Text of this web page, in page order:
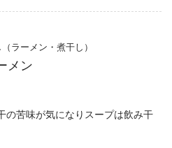
ラーメン・煮干し）
メン
の苦味が気になりスープは飲み干